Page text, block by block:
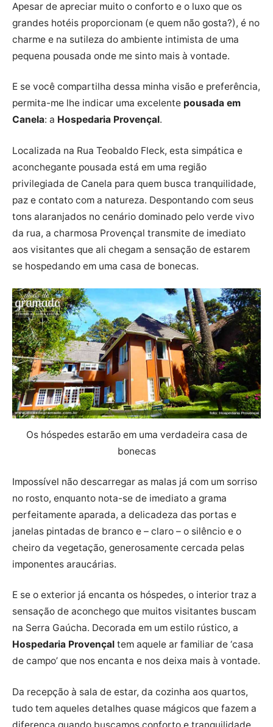
Apesar de apreciar muito o conforto e o luxo que os
grandes hotéis proporcionam (e quem não gosta?), é no
charme e na sutileza do ambiente intimista de uma
pequena pousada onde me sinto mais à vontade.
E se você compartilha dessa minha visão e preferência,
permita-me lhe indicar uma excelente pousada em
Canela: a Hospedaria Provençal.
Localizada na Rua Teobaldo Fleck, esta simpática e
aconchegante pousada está em uma região
privilegiada de Canela para quem busca tranquilidade,
paz e contato com a natureza. Despontando com seus
tons alaranjados no cenário dominado pelo verde vivo
da rua, a charmosa Provençal transmite de imediato
aos visitantes que ali chegam a sensação de estarem
se hospedando em uma casa de bonecas.
Os hóspedes estarão em uma verdadeira casa de
bonecas
Impossível não descarregar as malas já com um sorriso
no rosto, enquanto nota-se de imediato a grama
perfeitamente aparada, a delicadeza das portas e
janelas pintadas de branco e – claro – o silêncio e o
cheiro da vegetação, generosamente cercada pelas
imponentes araucárias.
E se o exterior já encanta os hóspedes, o interior traz a
sensação de aconchego que muitos visitantes buscam
na Serra Gaúcha. Decorada em um estilo rústico, a
Hospedaria Provençal tem aquele ar familiar de ‘casa
de campo’ que nos encanta e nos deixa mais à vontade.
Da recepção à sala de estar, da cozinha aos quartos,
tudo tem aqueles detalhes quase mágicos que fazem a
diferença quando buscamos conforto e tranquilidade